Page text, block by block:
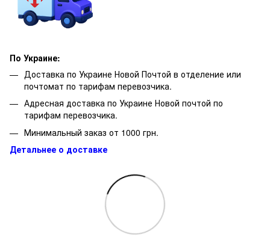
По Украине:
Доставка по Украине Новой Почтой в отделение или
почтомат по тарифам перевозчика.
Адресная доставка по Украине Новой почтой по
тарифам перевозчика.
Минимальный заказ от 1000 грн.
Детальнее о доставке